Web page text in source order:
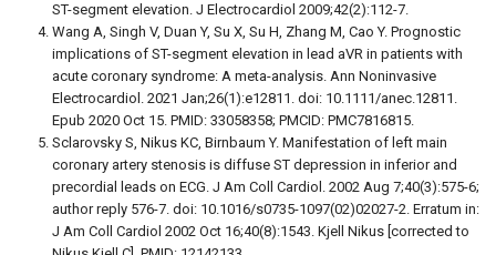
ST-segment elevation. J Electrocardiol 2009;42(2):112-7.
Wang A, Singh V, Duan Y, Su X, Su H, Zhang M, Cao Y. Prognostic
implications of ST-segment elevation in lead aVR in patients with
acute coronary syndrome: A meta-analysis. Ann Noninvasive
Electrocardiol. 2021 Jan;26(1):e12811. doi: 10.1111/anec.12811.
Epub 2020 Oct 15. PMID: 33058358; PMCID: PMC7816815.
Sclarovsky S, Nikus KC, Birnbaum Y. Manifestation of left main
coronary artery stenosis is diffuse ST depression in inferior and
precordial leads on ECG. J Am Coll Cardiol. 2002 Aug 7;40(3):575-6;
author reply 576-7. doi: 10.1016/s0735-1097(02)02027-2. Erratum in:
J Am Coll Cardiol 2002 Oct 16;40(8):1543. Kjell Nikus [corrected to